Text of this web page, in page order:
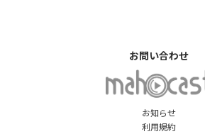
お知らせ
利用規約
お問い合わせ